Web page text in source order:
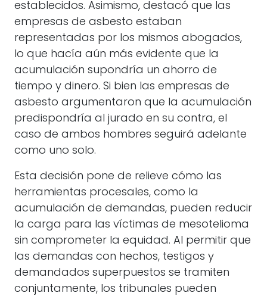
establecidos. Asimismo, destacó que las
empresas de asbesto estaban
representadas por los mismos abogados,
lo que hacía aún más evidente que la
acumulación supondría un ahorro de
tiempo y dinero. Si bien las empresas de
asbesto argumentaron que la acumulación
predispondría al jurado en su contra, el
caso de ambos hombres seguirá adelante
como uno solo.
Esta decisión pone de relieve cómo las
herramientas procesales, como la
acumulación de demandas, pueden reducir
la carga para las víctimas de mesotelioma
sin comprometer la equidad. Al permitir que
las demandas con hechos, testigos y
demandados superpuestos se tramiten
conjuntamente, los tribunales pueden